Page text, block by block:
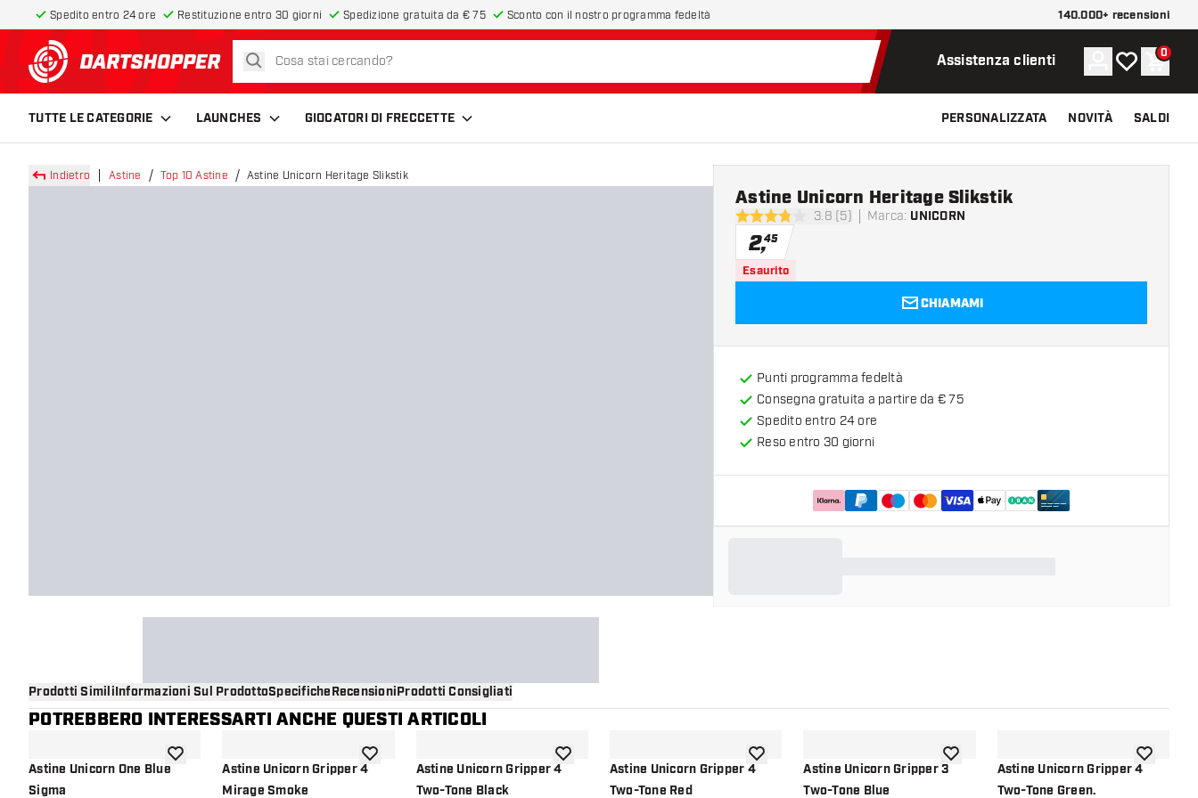
Spedito entro 24 ore Restituzione entro 30 giorni Spedizione gratuita da € 75 Sconto con il nostro programma fedeltà 140.000+ recensioni
torna alla home page
cerca Assistenza clienti Account
La mia lista
0
TUTTE LE CATEGORIE LAUNCHES GIOCATORI DI FRECCETTE PERSONALIZZATA NOVITÀ SALDI
Indietro Astine Top 10 Astine Astine Unicorn Heritage Slikstik
3.8 stelle di valutazione
3.8 (5) Marca: UNICORN
Astine Unicorn Heritage Slikstik
2,45
Esaurito
CHIAMAMI
Punti programma fedeltà
Consegna gratuita a partire da € 75
Spedito entro 24 ore
Reso entro 30 giorni
Prodotti SimiliInformazioni Sul ProdottoSpecificheRecensioniProdotti Consigliati
POTREBBERO INTERESSARTI ANCHE QUESTI ARTICOLI
Astine Unicorn One Blue
Sigma
aggiungi alla lista dei desideri
Astine Unicorn Gripper 4
Mirage Smoke
aggiungi alla lista dei desideri
Astine Unicorn Gripper 4
Two-Tone Black
aggiungi alla lista dei desideri
Astine Unicorn Gripper 4
Two-Tone Red
aggiungi alla lista dei desideri
Astine Unicorn Gripper 3
Two-Tone Blue
aggiungi alla lista dei desideri
Astine Unicorn Gripper 4
Two-Tone Green.
aggiungi